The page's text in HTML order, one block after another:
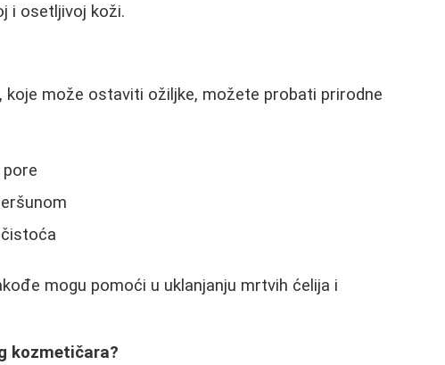
i osetljivoj koži.
može ostaviti ožiljke, možete probati prirodne
mogu pomoći u uklanjanju mrtvih ćelija i
kozmetičara?